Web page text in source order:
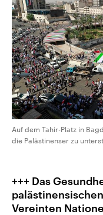
Auf dem Tahir-Platz in
die Palästinenser zu
+++ Das
Vereinten